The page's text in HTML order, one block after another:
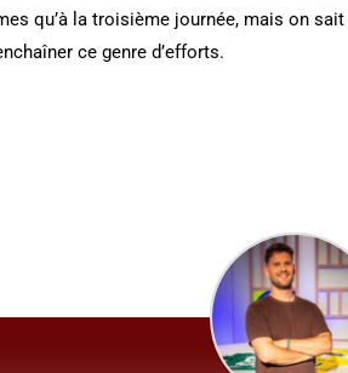
qu’à la troisième journée, mais on
ce genre d’efforts.